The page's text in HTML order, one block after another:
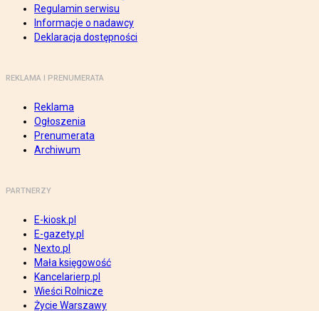
Regulamin serwisu
Informacje o nadawcy
Deklaracja dostępności
REKLAMA I PRENUMERATA
Reklama
Ogłoszenia
Prenumerata
Archiwum
PARTNERZY
E-kiosk.pl
E-gazety.pl
Nexto.pl
Mała księgowość
Kancelarierp.pl
Wieści Rolnicze
Życie Warszawy